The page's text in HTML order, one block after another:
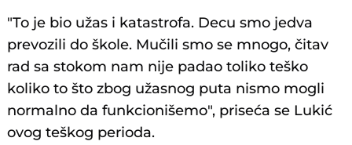
"To je bio užas i katastrofa. Decu smo jedva
prevozili do škole. Mučili smo se mnogo, čitav
rad sa stokom nam nije padao toliko teško
koliko to što zbog užasnog puta nismo mogli
normalno da funkcionišemo", priseća se Lukić
ovog teškog perioda.